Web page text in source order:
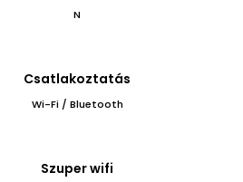
N
Csatlakoztatás
Wi-Fi / Bluetooth
Szuper wifi